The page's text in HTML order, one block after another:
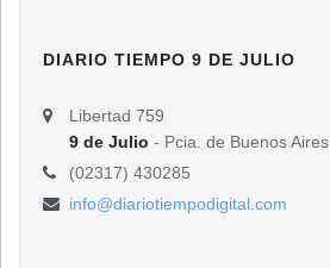
DIARIO TIEMPO 9 DE JULIO
Libertad 759
9 de Julio - Pcia. de Buenos Aires
(02317) 430285
info@diariotiempodigital.com